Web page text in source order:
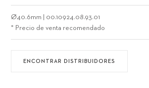
retos del mañana.
Ø40.6mm
00.10924.08.93.01
* Precio de venta recomendado
ENCONTRAR DISTRIBUIDORES